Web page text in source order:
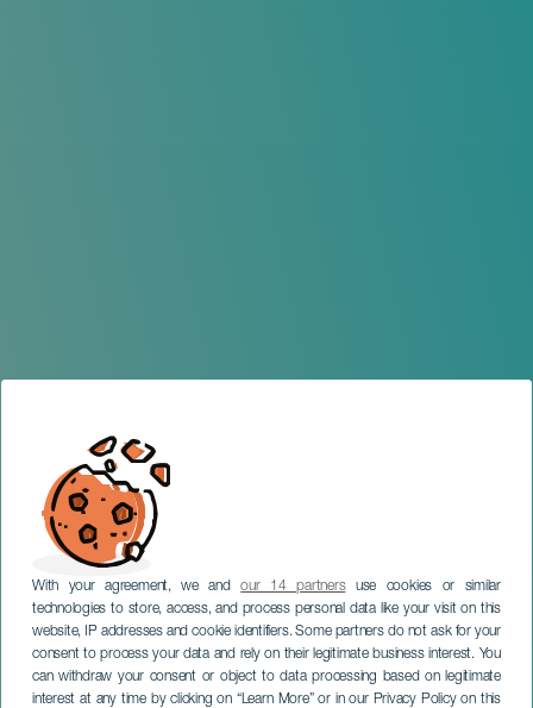
With your agreement, we andour 14 partnersuse cookies or similar
technologies to store, access, and process personal data like your visit on this
website, IP addresses and cookie identifiers. Some partners do not ask for your
consent to process your data and rely on their legitimate business interest. You
can withdraw your consent or object to data processing based on legitimate
interest at any time by clicking on “Learn More” or in our Privacy Policy on this
GRAN CANARIA